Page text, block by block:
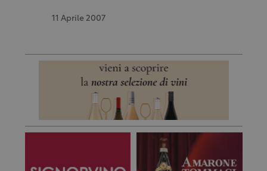
11 Aprile 2007